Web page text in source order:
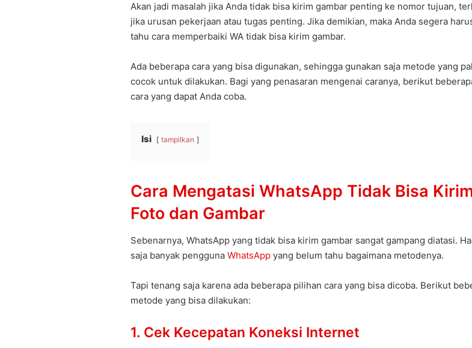
Akan jadi masalah jika Anda tidak bisa kirim gambar penting ke nomor tujuan,
jika urusan pekerjaan atau tugas penting. Jika demikian, maka Anda segera
tahu cara memperbaiki WA tidak bisa kirim gambar.
Ada beberapa cara yang bisa digunakan, sehingga gunakan saja metode yang
cocok untuk dilakukan. Bagi yang penasaran mengenai caranya, berikut
cara yang dapat Anda coba.
Isi tampilkan
Cara Mengatasi WhatsApp Tidak Bisa
Foto dan Gambar
Sebenarnya, WhatsApp yang tidak bisa kirim gambar sangat gampang diatasi.
saja banyak pengguna WhatsApp yang belum tahu bagaimana metodenya.
Tapi tenang saja karena ada beberapa pilihan cara yang bisa dicoba. Berikut
metode yang bisa dilakukan:
1. Cek Kecepatan Koneksi Internet